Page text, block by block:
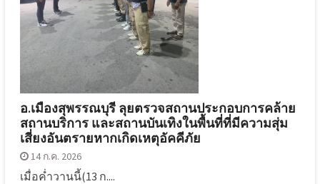
อ.เมืองสุพรรณบุรี ลุยตรวจสถานประกอบการคล้าย
สถานบริการ และสถานบันเทิงในพื้นที่ที่มีความสุ่ม
เสี่ยงอันตรายหากเกิดเหตุอัคคีภัย
14 ก.ค. 2026
เมื่อค่ำวานนี้(13 ก....